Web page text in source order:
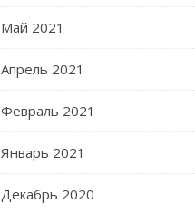
Май 2021
Апрель 2021
Февраль 2021
Январь 2021
Декабрь 2020